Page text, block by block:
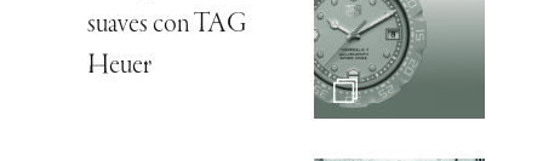
suaves con TAG
Heuer